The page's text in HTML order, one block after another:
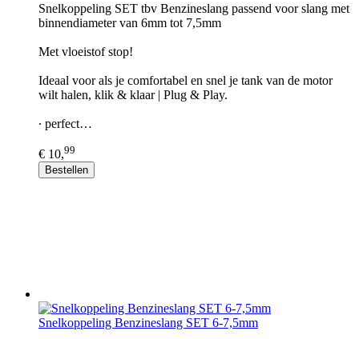
Snelkoppeling SET tbv Benzineslang passend voor slang met
binnendiameter van 6mm tot 7,5mm
Met vloeistof stop!
Ideaal voor als je comfortabel en snel je tank van de motor
wilt halen, klik & klaar | Plug & Play.
∙ perfect…
€ 10,99
Bestellen
Snelkoppeling Benzineslang SET 6-7,5mm